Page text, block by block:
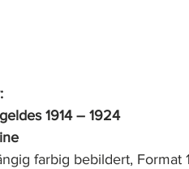
1914 – 1924
farbig bebildert, Format